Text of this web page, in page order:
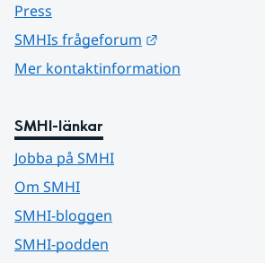
Press
SMHIs frågeforum
Mer kontaktinformation
SMHI-länkar
Jobba på SMHI
Om SMHI
SMHI-bloggen
SMHI-podden